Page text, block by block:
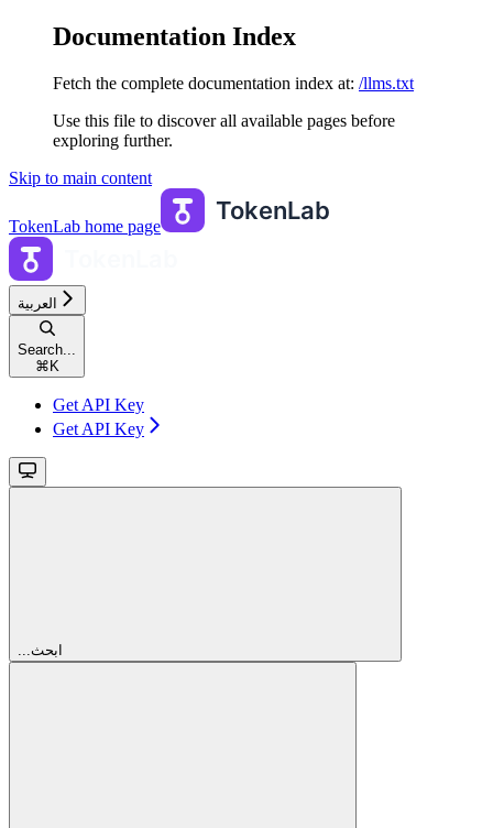
Documentation Index
Fetch the complete documentation index at: /llms.txt
Use this file to discover all available pages before
exploring further.
Skip to main content
TokenLab home page
العربية
Search...
⌘ K
Get API Key
Get API Key
...ابحث